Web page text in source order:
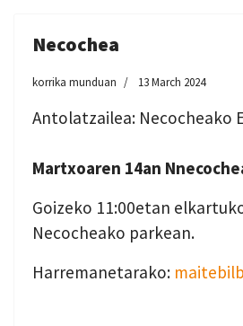
Necochea
korrika munduan 13 March 2024
Antolatzailea: Necocheako
Martxoaren 14an
Goizeko 11:00etan
Necocheako parkean.
Harremanetarako: